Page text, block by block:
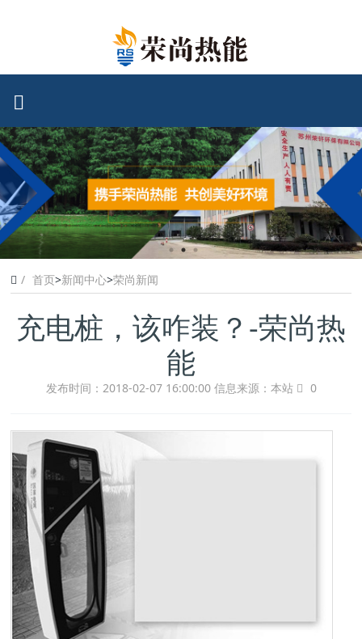
首页>新闻中心>荣尚新闻
充电桩，该咋装？-荣尚热
能
发布时间：2018-02-07 16:00:00 信息来源：本站 0